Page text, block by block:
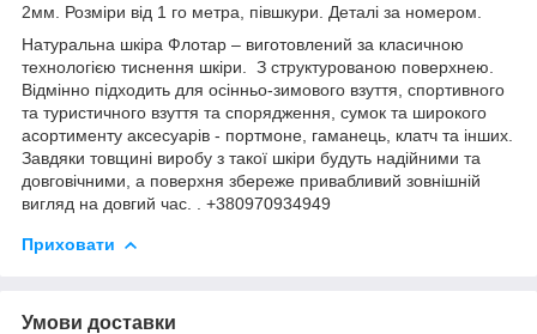
2мм. Розміри від 1 го метра, півшкури. Деталі за номером.
Натуральна шкіра Флотар – виготовлений за класичною
технологією тиснення шкіри. З структурованою поверхнею.
Відмінно підходить для осінньо-зимового взуття, спортивного
та туристичного взуття та спорядження, сумок та широкого
асортименту аксесуарів - портмоне, гаманець, клатч та інших.
Завдяки товщині виробу з такої шкіри будуть надійними та
довговічними, а поверхня збереже привабливий зовнішній
вигляд на довгий час. . +380970934949
Приховати
Умови доставки